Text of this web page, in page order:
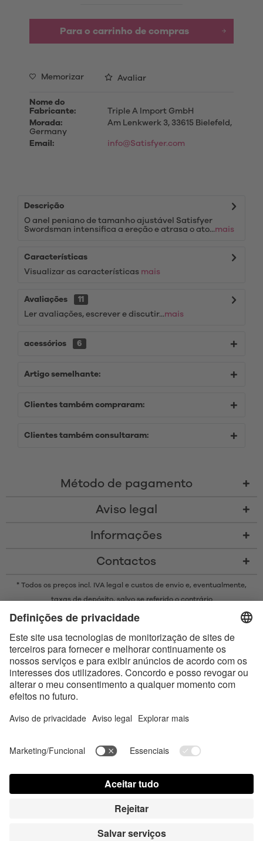
Para o carrinho de compras
Memorizar Avaliar
Nome do
Fabricante:
Triple A Import GmbH
Morada:
Am Lenkwerk 3, 33615 Bielefeld,
Germany
Email:
info@Satisfyer.com
Descrição
O anel peniano de tamanho ajustável Satisfyer
Swordsman intensifica a ereção e atrasa o ato...mais
Características
Visualizar as características mais
Avaliações
11
Ler avaliações, escrever e discutir...mais
acessórios 6
Artigo semelhante:
Clientes também compraram:
Clientes também consultaram:
Método de pagamento
Aviso legal
Informações
Contactos
* Todos os preços incl. IVA legal e custos de envio e, eventualmente,
taxas de depósito, salvo se referido o contrário
* A marca Bluetooth® e os logótipos são marcas registadas da
Satisfyer GmbH está sujeito a licença.
Apple, o logótipo da Apple e Apple Watch são marcas comerciais da
Apple Inc. O Google Play e o logótipo do Google Play são marcas
comerciais da Google LLC.
Contact us today Configurações de cookies
Instruções Contato Login de imprensa